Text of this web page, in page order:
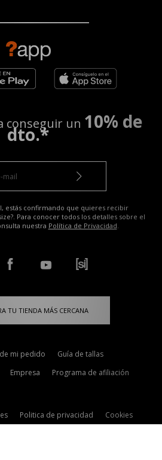
conseguir un 10% de
dto.*
estás confirmando que quieres recibir
Para conocer todos los detalles sobre el
nuestra Política de Privacidad.
TU TIENDA MÁS CERCANA
mi pedido
Guía de tallas
Empresa Programa de afiliación
Politica de privacidad
Cookies